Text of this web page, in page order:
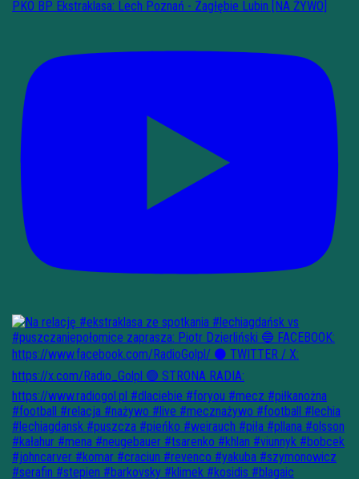
PKO BP Ekstraklasa: Lech Poznań - Zagłębie Lubin [NA ŻYWO]